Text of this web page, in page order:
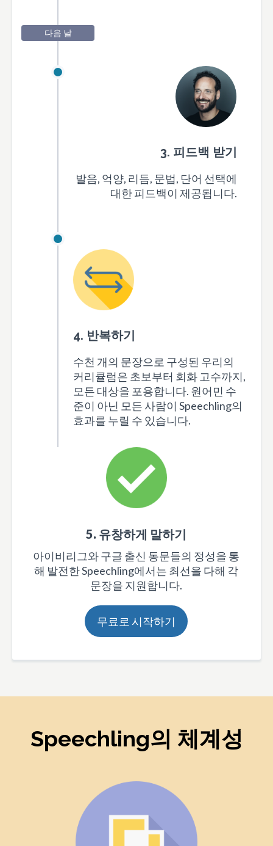
다음 날
3. 피드백 받기
발음, 억양, 리듬, 문법, 단어 선택에
대한 피드백이 제공됩니다.
4. 반복하기
수천 개의 문장으로 구성된 우리의
커리큘럼은 초보부터 회화 고수까지,
모든 대상을 포용합니다. 원어민 수
준이 아닌 모든 사람이 Speechling의
효과를 누릴 수 있습니다.
5. 유창하게 말하기
아이비리그와 구글 출신 동문들의 정성을 통
해 발전한 Speechling에서는 최선을 다해 각
문장을 지원합니다.
무료로 시작하기
Speechling의 체계성